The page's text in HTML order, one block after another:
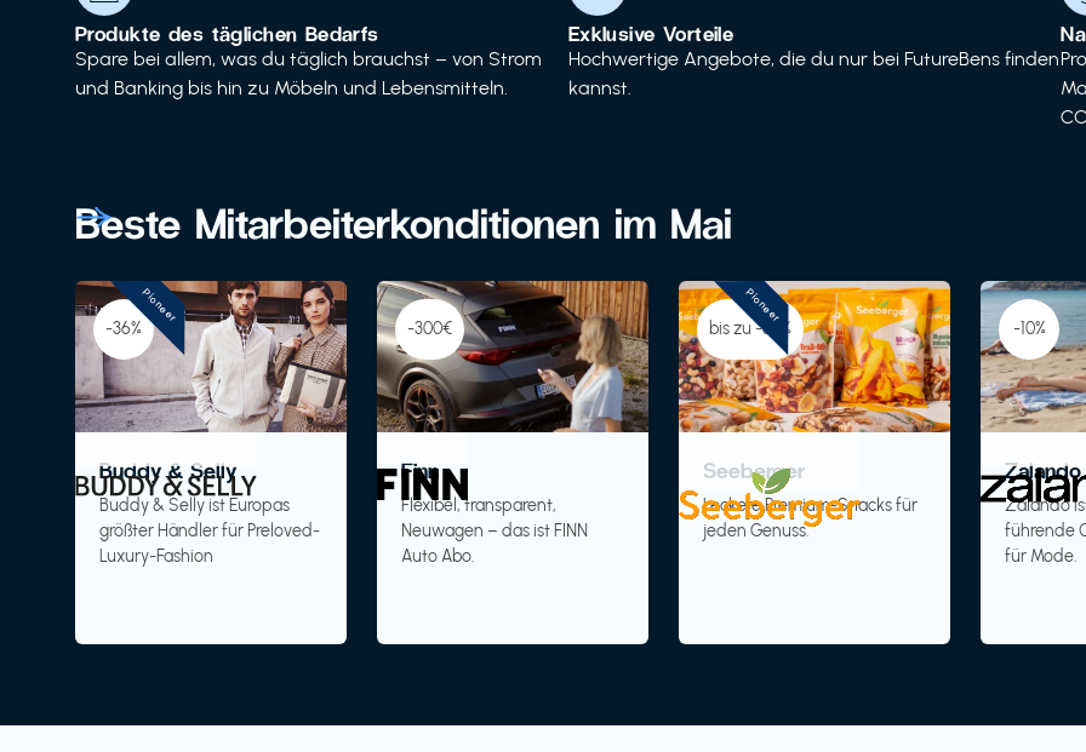
Produkte des täglichen Bedarfs
Spare bei allem, was du täglich brauchst – von Strom
und Banking bis hin zu Möbeln und Lebensmitteln.
Exklusive Vorteile
Hochwertige Angebote, die du nur bei FutureBens finden
kannst.
Beste Mitarbeiterkonditionen im Mai
-36%
Buddy & Selly
Buddy & Selly ist Europas
größter Händler für Preloved-
Luxury-Fashion
Pioneer
-300€
Finn
Flexibel, transparent,
Neuwagen – das ist FINN
Auto Abo.
bis zu -30%
Seeberger
Leckere Premium-Snacks für
jeden Genuss.
Pioneer
-10%
Zalando
führende
für Mode.